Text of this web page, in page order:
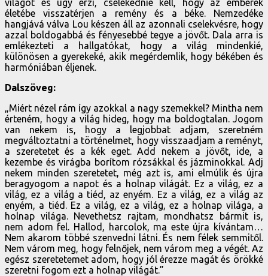
világot és úgy érzi, cselekednie kell, hogy az emberek
életébe visszatérjen a remény és a béke. Nemzedéke
hangjává válva Lou készen áll az azonnali cselekvésre, hogy
azzal boldogabbá és fényesebbé tegye a jövőt. Dala arra is
emlékezteti a hallgatókat, hogy a világ mindenkié,
különösen a gyerekeké, akik megérdemlik, hogy békében és
harmóniában éljenek.
Dalszöveg:
„Miért nézel rám így azokkal a nagy szemekkel? Mintha nem
érteném, hogy a világ hideg, hogy ma boldogtalan. Jogom
van nekem is, hogy a legjobbat adjam, szeretném
megváltoztatni a történelmet, hogy visszaadjam a reményt,
a szeretetet és a kék eget. Add nekem a jövőt, ide, a
kezembe és virágba borítom rózsákkal és jázminokkal. Adj
nekem minden szeretetet, még azt is, ami elmúlik és újra
beragyogom a napot és a holnap világát. Ez a világ, ez a
világ, ez a világ a tiéd, az enyém. Ez a világ, ez a világ az
enyém, a tiéd. Ez a világ, ez a világ, ez a holnap világa, a
holnap világa. Nevethetsz rajtam, mondhatsz bármit is,
nem adom fel. Hallod, harcolok, ma este újra kívántam…
Nem akarom többé szenvedni látni. És nem félek semmitől.
Nem várom meg, hogy felnőjek, nem várom meg a végét. Az
egész szeretetemet adom, hogy jól érezze magát és örökké
szeretni fogom ezt a holnap világát.”